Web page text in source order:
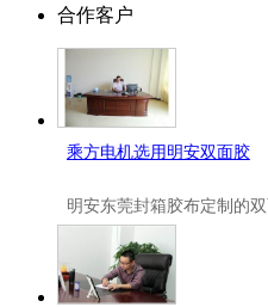
合作客户
乘方电机选用明安双面胶
明安东莞封箱胶布定制 的
是可以定做的，不仅如此，
做的。